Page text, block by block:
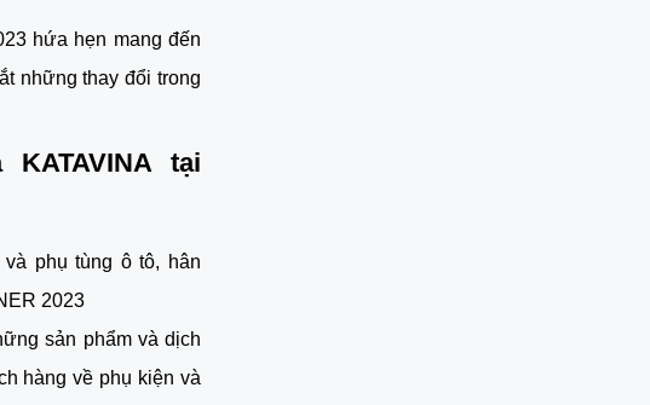
hứa hẹn mang đến
những thay đổi trong
tại
phụ tùng ô tô, hân
2023
sản phẩm và dịch
hàng về phụ kiện và